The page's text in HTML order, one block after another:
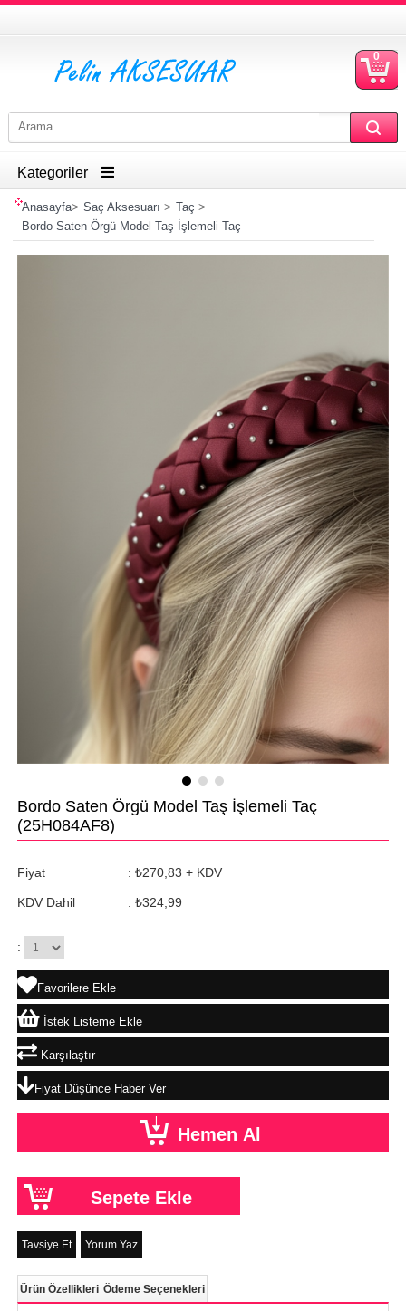
0
Kategoriler
Anasayfa> Saç Aksesuarı > Taç >
Bordo Saten Örgü Model Taş İşlemeli Taç
Bordo Saten Örgü Model Taş İşlemeli Taç
(25H084AF8)
Fiyat : ₺270,83 + KDV
KDV Dahil : ₺324,99
:
Favorilere Ekle
İstek Listeme Ekle
Karşılaştır
Fiyat Düşünce Haber Ver
Tavsiye Et Yorum Yaz
Ürün Özellikleri Ödeme Seçenekleri